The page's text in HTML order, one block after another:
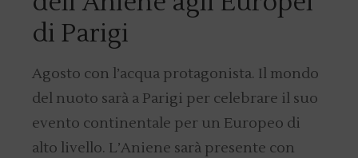
di Parigi
Agosto con l’acqua protagonista. Il mondo
del nuoto sarà a Parigi per celebrare il suo
evento continentale per un Europeo di
alto livello. L’Aniene sarà presente con